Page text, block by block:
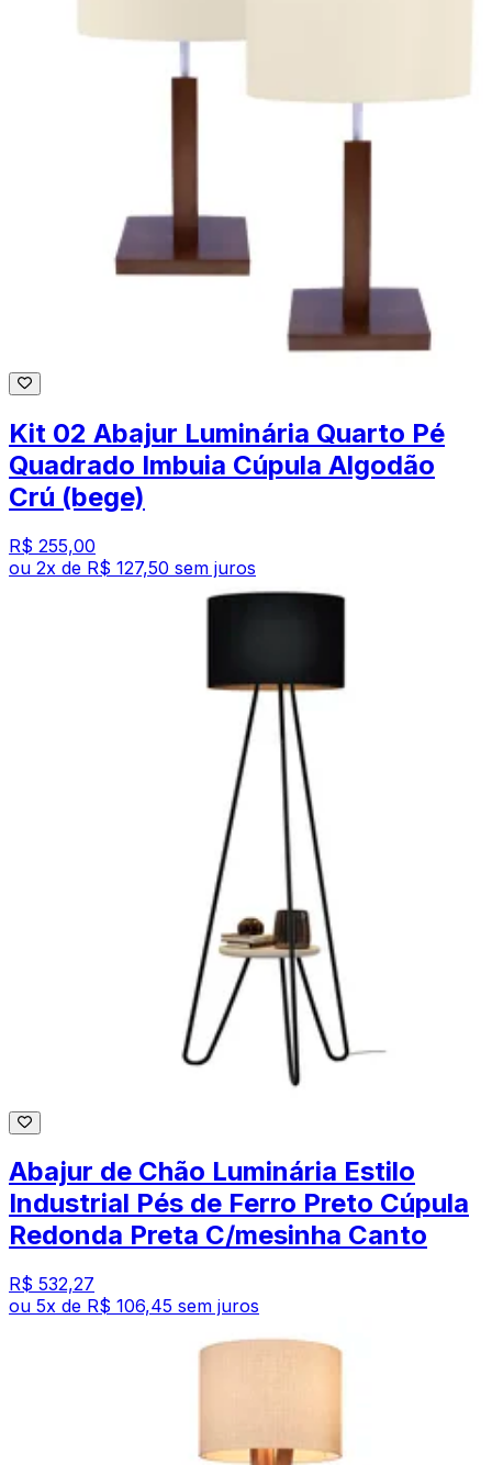
Kit 02 Abajur Luminária Quarto Pé
Quadrado Imbuia Cúpula Algodão
Crú (bege)
R$ 255,00
ou 2x de R$ 127,50 sem juros
Abajur de Chão Luminária Estilo
Industrial Pés de Ferro Preto Cúpula
Redonda Preta C/mesinha Canto
R$ 532,27
ou 5x de R$ 106,45 sem juros